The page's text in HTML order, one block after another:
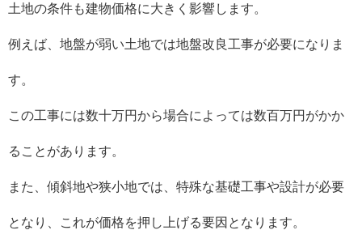
土地の条件も建物価格に大きく影響します。
例えば、地盤が弱い土地では地盤改良工事が必要になりま
す。
この工事には数十万円から場合によっては数百万円がかか
ることがあります。
また、傾斜地や狭小地では、特殊な基礎工事や設計が必要
となり、これが価格を押し上げる要因となります。